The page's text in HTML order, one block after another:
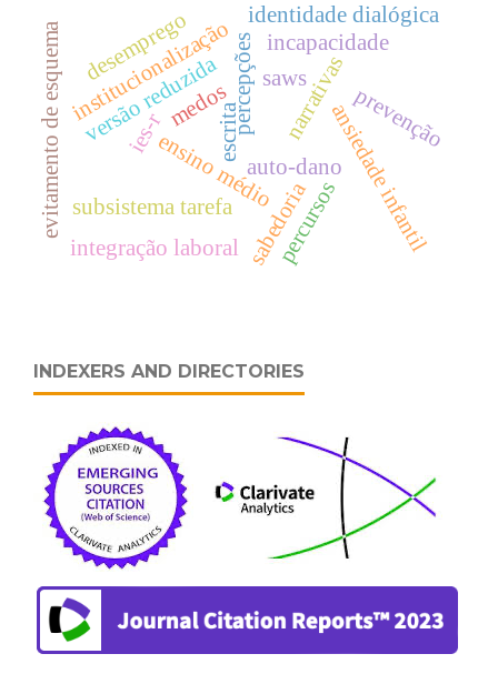
ensino médioauto-dano
institucionalização
percursos
percepções narrativas
subsistema tarefa sabedoria
saws
integração laboral
incapacidade
ansiedade infantil
escrita
medos
versão reduzida
evitamento de esquema ies-r prevenção
desemprego identidade dialógica
INDEXERS AND DIRECTORIES